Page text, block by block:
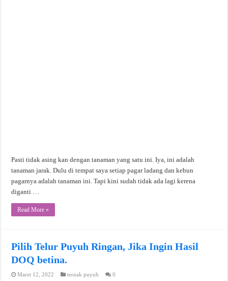
Pasti tidak asing kan dengan tanaman yang satu ini. Iya, ini adalah
tanaman jarak. Dulu di tempat saya setiap pagar ladang dan kebun
pagarnya adalah tanaman ini. Tapi kini sudah tidak ada lagi kerena
diganti …
Read More »
Pilih Telur Puyuh Ringan, Jika Ingin Hasil
DOQ betina.
Maret 12, 2022 ternak puyuh 0